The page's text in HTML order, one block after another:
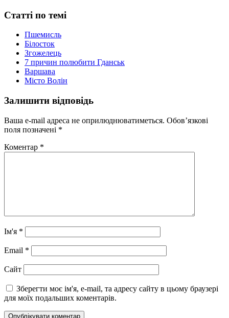
Статті по темі
Пшемисль
Білосток
Згожелець
7 причин полюбити Гданськ
Варшава
Місто Волін
Залишити відповідь
Ваша e-mail адреса не оприлюднюватиметься. Обов’язкові
поля позначені *
Коментар *
Ім'я *
Email *
Сайт
Зберегти моє ім'я, e-mail, та адресу сайту в цьому браузері
для моїх подальших коментарів.